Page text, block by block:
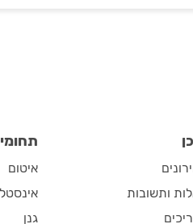
ותשובות
איטום
גנן